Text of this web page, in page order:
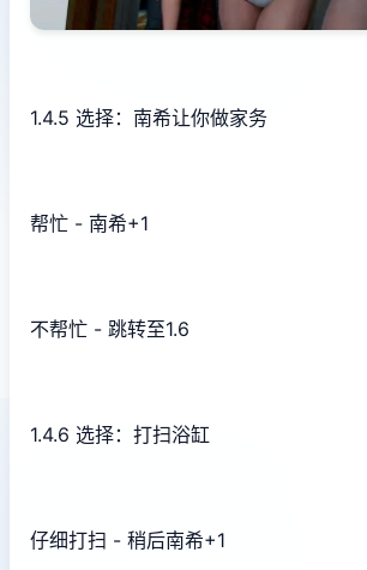
1.4.5 选择：南希让你做家务
帮忙 - 南希+1
不帮忙 - 跳转至1.6
1.4.6 选择：打扫浴缸
仔细打扫 - 稍后南希+1